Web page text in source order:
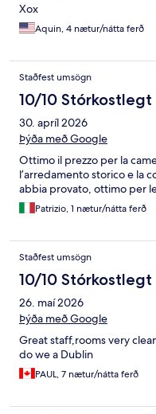
Xox
Aquin, 4 nætur/nátta ferð
Staðfest umsögn
10/10 Stórkostlegt
30. apríl 2026
Þýða með Google
Ottimo il prezzo per la
l’arredamento storico e la
abbia provato, ottimo per
Patrizio, 1 nætur/nátta ferð
Staðfest umsögn
10/10 Stórkostlegt
26. maí 2026
Þýða með Google
Great staff,rooms very
do we a Dublin
PAUL, 7 nætur/nátta ferð